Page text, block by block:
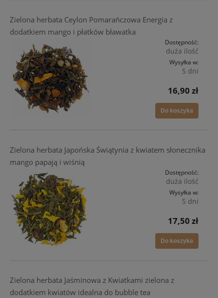
Zielona herbata Ceylon Pomarańczowa Energia z
dodatkiem mango i płatków bławatka
Dostępność:
duża ilość
Wysyłka w:
5 dni
16,90 zł
Do koszyka
Zielona herbata Japońska Świątynia z kwiatem słonecznika
mango papają i wiśnią
Dostępność:
duża ilość
Wysyłka w:
5 dni
17,50 zł
Do koszyka
Zielona herbata Jaśminowa z Kwiatkami zielona z
dodatkiem kwiatów idealna do bubble tea